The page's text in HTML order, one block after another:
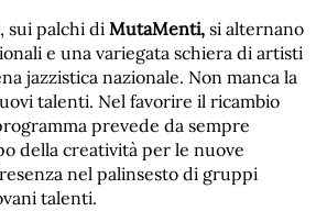
sui palchi di MutaMenti, si alternano
e una variegata schiera di artisti
jazzistica nazionale. Non manca la
talenti. Nel favorire il ricambio
prevede da sempre
della creatività per le nuove
nel palinsesto di gruppi
talenti.